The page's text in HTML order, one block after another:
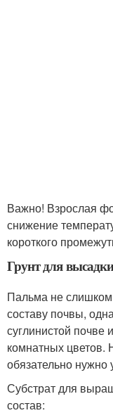
Важно! Взрослая
снижение
короткого
Грунт для высадки
Пальма не слишком
составу почвы,
суглинистой почве
комнатных цветов.
обязательно
Субстрат для
состав: